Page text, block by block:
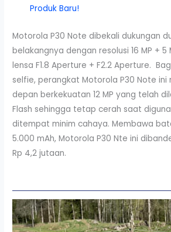
Produk Baru!
Motorola P30 Note dibekali dukungan
belakangnya dengan resolusi 16 MP + 5
lensa F1.8 Aperture + F2.2 Aperture.
selfie, perangkat Motorola P30 Note ini
depan berkekuatan 12 MP yang telah
Flash sehingga tetap cerah saat
ditempat minim cahaya. Membawa
5.000 mAh, Motorola P30 Nte ini
Rp 4,2 jutaan.